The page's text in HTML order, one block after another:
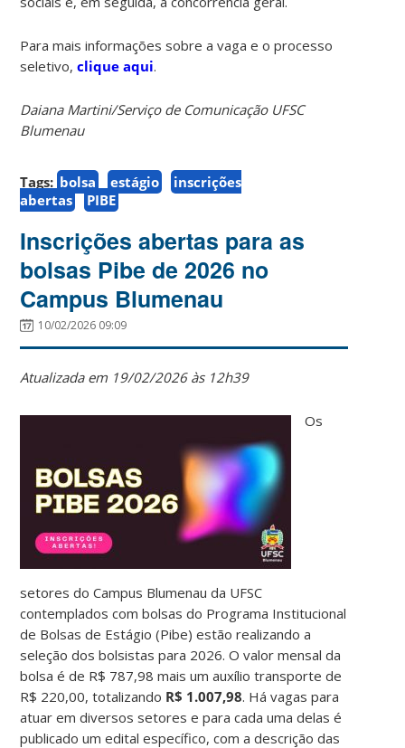
Para mais informações sobre a vaga e o processo
seletivo,clique aqui.
Daiana Martini/Serviço de Comunicação UFSC
Blumenau
Tags: bolsa estágio
inscrições
abertas
PIBE
Inscrições abertas para as
bolsas Pibe de 2026 no
Campus Blumenau
10/02/2026 09:09
Atualizada em 19/02/2026 às 12h39
Os
setores do Campus Blumenau da UFSC
contemplados com bolsas do Programa Institucional
de Bolsas de Estágio (Pibe) estão realizando a
seleção dos bolsistas para 2026. O valor mensal da
bolsa é de R$ 787,98 mais um auxílio transporte de
R$ 220,00, totalizando R$ 1.007,98. Há vagas para
atuar em diversos setores e para cada uma delas é
publicado um edital específico, com a descrição das